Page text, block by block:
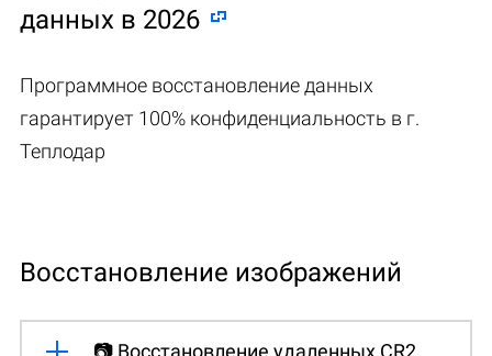
данных в 2026
Программное восстановление данных
гарантирует 100% конфиденциальность в г.
Теплодар
Восстановление изображений
📷 Восстановление удаленных CR2,